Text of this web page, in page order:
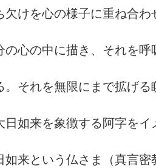
欠けを心の様子に重ね合わ
の心の中に描き、それを呼
。それを無限にまで拡げる
日如来を象徴する阿字をイ
如来という仏さま（真言密